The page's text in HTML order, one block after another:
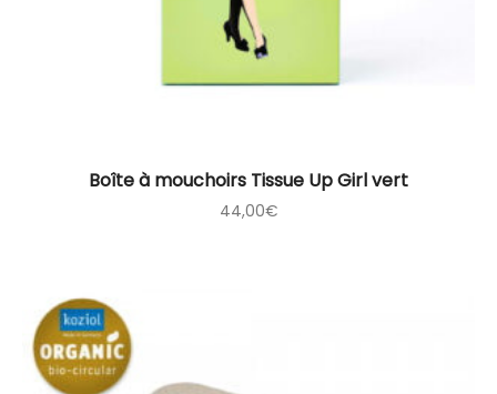
Boîte à mouchoirs Tissue Up Girl vert
44,00€